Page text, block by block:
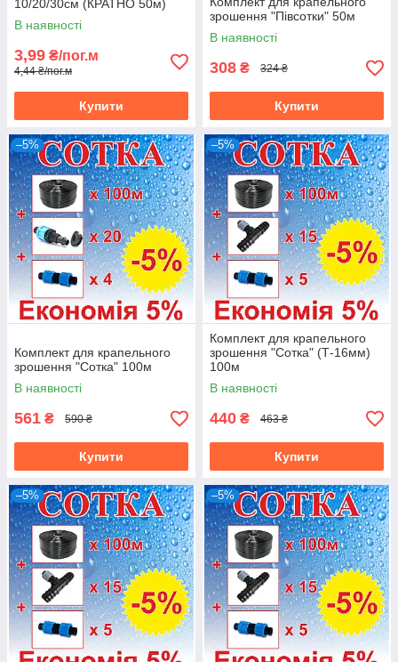
10/20/30см (КРАТНО 50м)
Щільова
В наявності
3,99 ₴/пог.м
4,44 ₴/пог.м
Купити
зрошення "Півсотки" 50м
В наявності
308 ₴ 324 ₴
Купити
–5%
Комплект для крапельного
зрошення "Сотка" 100м
В наявності
561 ₴ 590 ₴
Купити
–5%
Комплект для крапельного
зрошення "Сотка" (Т-16мм)
100м
В наявності
440 ₴ 463 ₴
Купити
–5% –5%